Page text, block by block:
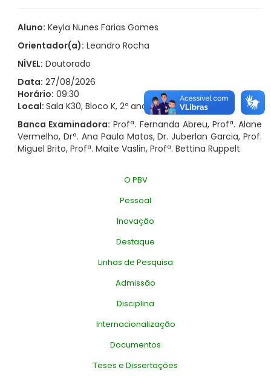
Aluno: Keyla Nunes Farias Gomes
Orientador(a): Leandro Rocha
NÍVEL: Doutorado
Data: 27/08/2026
Horário: 09:30
Local: Sala K30, Bloco K, 2º andar, CCS-UFRJ
Banca Examinadora: Profª. Fernanda Abreu, Profª. Alane
Vermelho, Drª. Ana Paula Matos, Dr. Juberlan Garcia, Prof.
Miguel Brito, Profª. Maite Vaslin, Profª. Bettina Ruppelt
O PBV
Pessoal
Inovação
Destaque
Linhas de Pesquisa
Admissão
Disciplina
Internacionalização
Documentos
Teses e Dissertações